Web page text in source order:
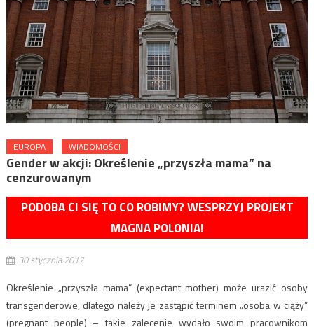
EUROPA WIADOMOŚCI
Gender w akcji: Określenie „przyszła mama” na
cenzurowanym
PODOBA CI SIĘ TO CO ROBIMY? WESPRZYJ PROJEKT
MAGNA POLONIA!
30 stycznia 2017
Określenie „przyszła mama” (expectant mother) może urazić osoby
transgenderowe, dlatego należy je zastąpić terminem „osoba w ciąży”
(pregnant people) – takie zalecenie wydało swoim pracownikom